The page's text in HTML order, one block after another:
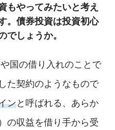
もやってみたいと考え
。債券投資は投資初心
でしょうか。
国の借り入れのことで
た契約のようなもので
ンと呼ばれる、あらか
の収益を借り手から受